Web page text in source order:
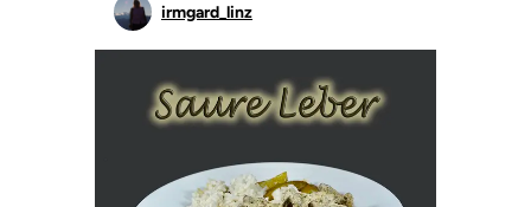
irmgard_linz